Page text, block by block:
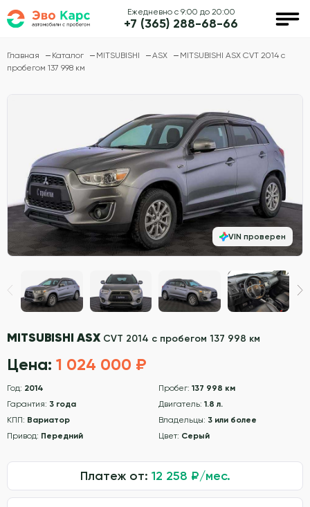
Ежедневно с 9:00 до 20:00
+7 (365) 288-68-66
Главная Каталог MITSUBISHI ASX
MITSUBISHI ASX CVT 2014 с
пробегом 137 998 км
MITSUBISHI ASX CVT 2014 с пробегом 137 998 км
Цена: 1 024 000 ₽
Год: 2014 Пробег: 137 998 км
Гарантия: 3 года Двигатель: 1.8 л.
КПП: Вариатор Владельцы: 3 или более
Привод: Передний Цвет: Серый
Платеж от: 12 258 ₽/мес.
VIN проверен